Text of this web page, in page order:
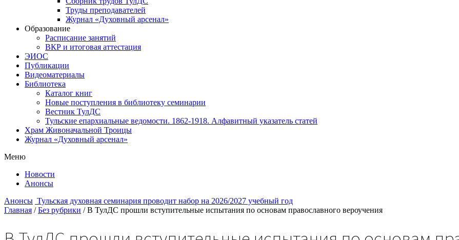
Труды преподавателей
Журнал «Духовный арсенал»
Образование
Расписание занятий
ВКР и итоговая аттестация
ЭИОС
Публикации
Видеоматериалы
Библиотека
Каталог книг
Новые поступления в библиотеку семинарии
Вестник ТулДС
Тульские епархиальные ведомости. 1862-1918. Алфавитный указатель статей
Храм Живоначальной Троицы
Журнал «Духовный арсенал»
Меню
Новости
Анонсы
Анонсы Тульская духовная семинария проводит набор на 2026/2027 учебный год
Главная / Без рубрики / В ТулДС прошли вступительные испытания по основам православного вероучения